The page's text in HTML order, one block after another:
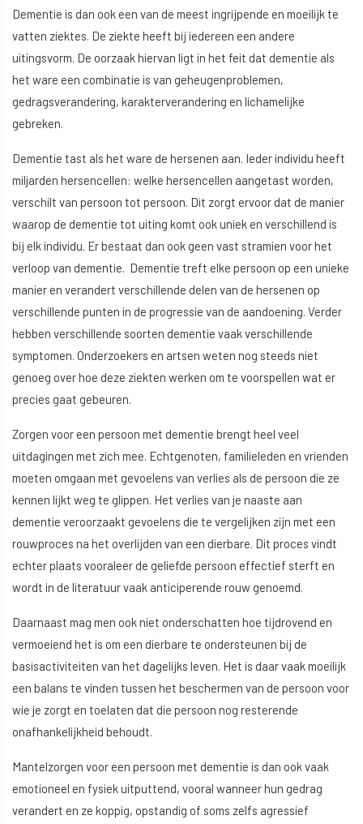
Dementie is dan ook een van de meest ingrijpende en moeilijk te
vatten ziektes. De ziekte heeft bij iedereen een andere
uitingsvorm. De oorzaak hiervan ligt in het feit dat dementie als
het ware een combinatie is van geheugenproblemen,
gedragsverandering, karakterverandering en lichamelijke
gebreken.
Dementie tast als het ware de hersenen aan. Ieder individu heeft
miljarden hersencellen: welke hersencellen aangetast worden,
verschilt van persoon tot persoon. Dit zorgt ervoor dat de manier
waarop de dementie tot uiting komt ook uniek en verschillend is
bij elk individu. Er bestaat dan ook geen vast stramien voor het
verloop van dementie. Dementie treft elke persoon op een unieke
manier en verandert verschillende delen van de hersenen op
verschillende punten in de progressie van de aandoening. Verder
hebben verschillende soorten dementie vaak verschillende
symptomen. Onderzoekers en artsen weten nog steeds niet
genoeg over hoe deze ziekten werken om te voorspellen wat er
precies gaat gebeuren.
Zorgen voor een persoon met dementie brengt heel veel
uitdagingen met zich mee. Echtgenoten, familieleden en vrienden
moeten omgaan met gevoelens van verlies als de persoon die ze
kennen lijkt weg te glippen. Het verlies van je naaste aan
dementie veroorzaakt gevoelens die te vergelijken zijn met een
rouwproces na het overlijden van een dierbare. Dit proces vindt
echter plaats vooraleer de geliefde persoon effectief sterft en
wordt in de literatuur vaak anticiperende rouw genoemd.
Daarnaast mag men ook niet onderschatten hoe tijdrovend en
vermoeiend het is om een dierbare te ondersteunen bij de
basisactiviteiten van het dagelijks leven. Het is daar vaak moeilijk
een balans te vinden tussen het beschermen van de persoon voor
wie je zorgt en toelaten dat die persoon nog resterende
onafhankelijkheid behoudt.
Mantelzorgen voor een persoon met dementie is dan ook vaak
emotioneel en fysiek uitputtend, vooral wanneer hun gedrag
verandert en ze koppig, opstandig of soms zelfs agressief